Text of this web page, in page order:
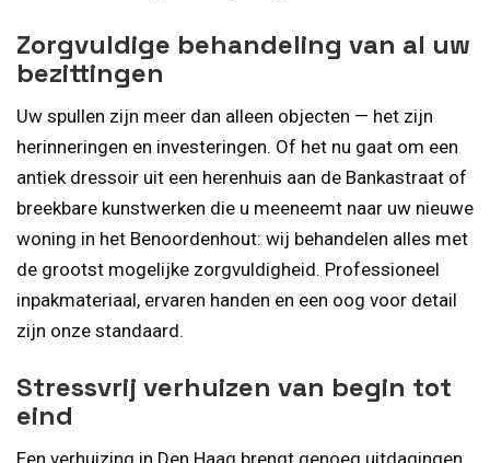
Zorgvuldige behandeling van al uw
bezittingen
Uw spullen zijn meer dan alleen objecten — het zijn
herinneringen en investeringen. Of het nu gaat om een
antiek dressoir uit een herenhuis aan de Bankastraat of
breekbare kunstwerken die u meeneemt naar uw nieuwe
woning in het Benoordenhout: wij behandelen alles met
de grootst mogelijke zorgvuldigheid. Professioneel
inpakmateriaal, ervaren handen en een oog voor detail
zijn onze standaard.
Stressvrij verhuizen van begin tot
eind